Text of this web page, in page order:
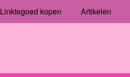
Linktegoed kopen Artikelen